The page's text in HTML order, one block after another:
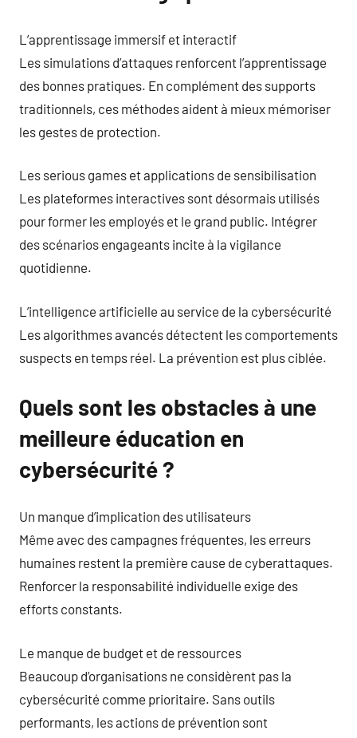
L’apprentissage immersif et interactif
Les simulations d’attaques renforcent l’apprentissage
des bonnes pratiques. En complément des supports
traditionnels, ces méthodes aident à mieux mémoriser
les gestes de protection.
Les serious games et applications de sensibilisation
Les plateformes interactives sont désormais utilisés
pour former les employés et le grand public. Intégrer
des scénarios engageants incite à la vigilance
quotidienne.
L’intelligence artificielle au service de la cybersécurité
Les algorithmes avancés détectent les comportements
suspects en temps réel. La prévention est plus ciblée.
Quels sont les obstacles à une
meilleure éducation en
cybersécurité ?
Un manque d’implication des utilisateurs
Même avec des campagnes fréquentes, les erreurs
humaines restent la première cause de cyberattaques.
Renforcer la responsabilité individuelle exige des
efforts constants.
Le manque de budget et de ressources
Beaucoup d’organisations ne considèrent pas la
cybersécurité comme prioritaire. Sans outils
performants, les actions de prévention sont